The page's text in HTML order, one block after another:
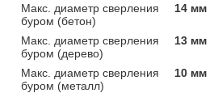
Макс. диаметр сверления
буром (бетон)
14 мм
Макс. диаметр сверления
буром (дерево)
13 мм
Макс. диаметр сверления
буром (металл)
10 мм